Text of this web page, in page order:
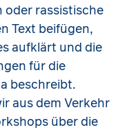
oder rassistische
Text beifügen,
aufklärt und die
für die
beschreibt.
aus dem Verkehr
über die